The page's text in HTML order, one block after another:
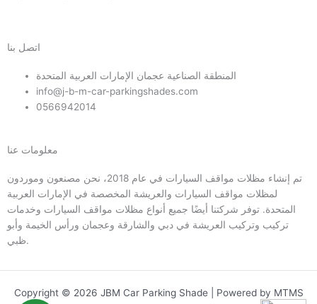
اتصل بنا
المنطقة الصناعية عجمان الإمارات العربية المتحدة
info@j-b-m-car-parkingshades.com
0566942014
معلومات عنا
تم إنشاء مظلات مواقف السيارات في عام 2018، نحن مصنعون وموردون
لمظلات مواقف السيارات والعريشة المخصصة في الإمارات العربية
المتحدة. توفر شركتنا أيضًا جميع أنواع مظلات مواقف السيارات وخدمات
تركيب وتركيب العريشة في دبي والشارقة وعجمان ورأس الخيمة وأبو
ظبي.
Copyright © 2026 JBM Car Parking Shade | Powered by MTMS